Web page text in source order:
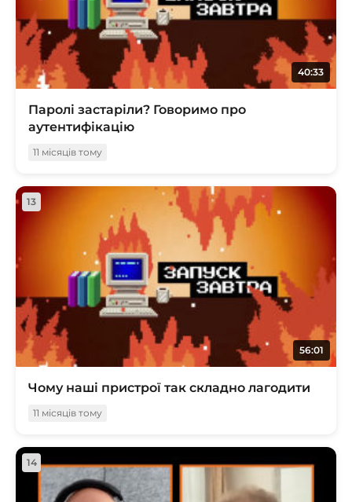
40:33
Паролі застаріли? Говоримо про
аутентифікацію
11 місяців тому
13
56:01
Чому наші пристрої так складно лагодити
11 місяців тому
14